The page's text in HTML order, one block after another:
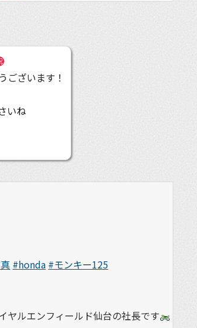
ございます！
いね
#honda #モンキー125
ヤルエンフィールド仙台の社長です